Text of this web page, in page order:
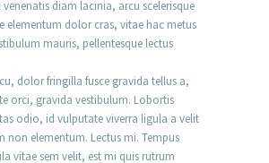
diam lacinia, arcu scelerisque
elementum dolor cras, vitae hac metus
mauris, pellentesque lectus
dolor fringilla fusce gravida tellus a,
orci, gravida vestibulum. Lobortis
odio, id vulputate viverra ligula a velit
non elementum. Lectus mi. Tempus
vitae sem velit, est mi quis rutrum